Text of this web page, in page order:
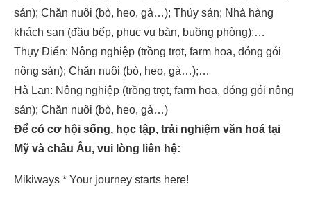
sản); Chăn nuôi (bò, heo, gà…); Thủy sản; Nhà hàng
khách sạn (đầu bếp, phục vụ bàn, buồng phòng);…
Thụy Điển: Nông nghiệp (trồng trọt, farm hoa, đóng gói
nông sản); Chăn nuôi (bò, heo, gà…);…
Hà Lan: Nông nghiệp (trồng trọt, farm hoa, đóng gói nông
sản); Chăn nuôi (bò, heo, gà…)
Để có cơ hội sống, học tập, trải nghiệm văn hoá tại
Mỹ và châu Âu, vui lòng liên hệ:
Mikiways * Your journey starts here!